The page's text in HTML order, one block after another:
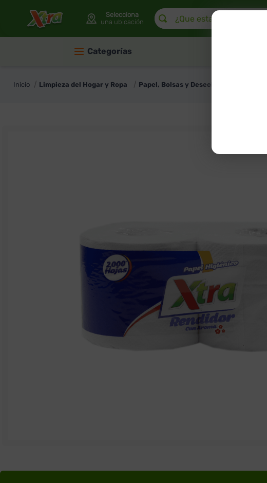
Selecciona
una ubicación
¿Que estas buscando?
Categorías
Limpieza del Hogar y Ropa Papel, Bolsas y Desechables